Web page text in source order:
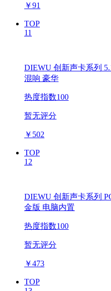
￥91
TOP
11
DIEWU 创新声卡系列
混响 豪华
热度指数100
暂无评分
￥ 502
TOP
12
DIEWU 创新声卡系列
金版 电脑内置
热度指数100
暂无评分
￥473
TOP